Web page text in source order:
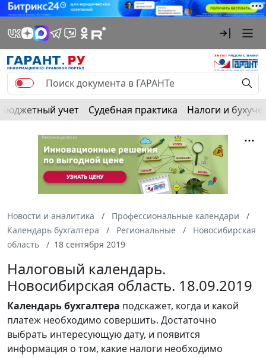
Бюджетный учет Судебная практика Налоги и
Новости и аналитика
Профессиональные календари
Календарь бухгалтера
Региональные
Новосибирская
область
18 сентября 2019
Налоговый календарь.
Новосибирская область. 18.09.2019
Календарьбухгалтера подскажет, когда и какой
платеж необходимо совершить. Достаточно
выбрать интересующую дату, и появится
информация о том, какие налоги необходимо